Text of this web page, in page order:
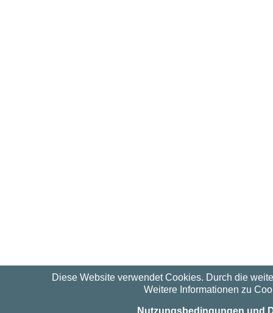
Diese Website verwendet Cookies. Durch die
Weitere Informationen zu
Nutzungsbedingungen und